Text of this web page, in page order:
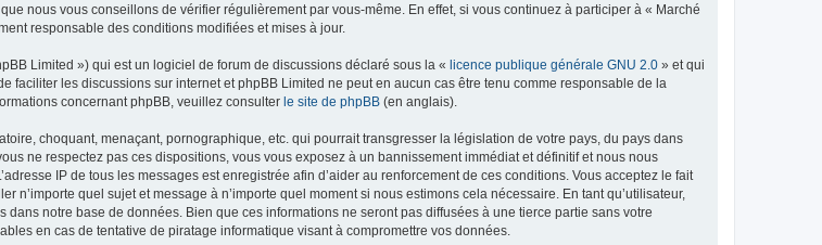
nous vous conseillons de vérifier régulièrement par vous-même. En effet, si vous continuez à participer à « Marché
responsable des conditions modifiées et mises à jour.
Limited ») qui est un logiciel de forum de discussions déclaré sous la « licence publique générale GNU 2.0 » et qui
faciliter les discussions sur internet et phpBB Limited ne peut en aucun cas être tenu comme responsable de la
concernant phpBB, veuillez consulter le site de phpBB (en anglais).
choquant, menaçant, pornographique, etc. qui pourrait transgresser la législation de votre pays, du pays dans
ne respectez pas ces dispositions, vous vous exposez à un bannissement immédiat et définitif et nous nous
IP de tous les messages est enregistrée afin d’aider au renforcement de ces conditions. Vous acceptez le fait
quel sujet et message à n’importe quel moment si nous estimons cela nécessaire. En tant qu’utilisateur,
notre base de données. Bien que ces informations ne seront pas diffusées à une tierce partie sans votre
en cas de tentative de piratage informatique visant à compromettre vos données.